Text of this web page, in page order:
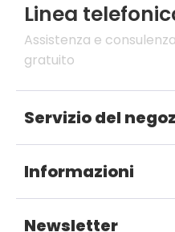
Linea
Assistenza e
gratuito
Servizio del
Informazioni
Newsletter